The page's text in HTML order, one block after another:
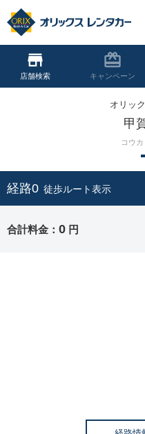
店舗 キャンペーン
オリッ
甲
コウ
経路0 徒歩ルート表示
合計料金： 0 円